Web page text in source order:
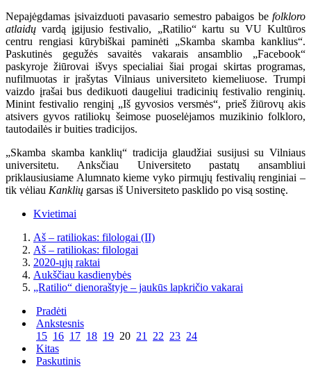
Nepajėgdamas įsivaizduoti pavasario semestro pabaigos be folkloro
atlaidų vardą įgijusio festivalio, „Ratilio“ kartu su VU Kultūros
centru rengiasi kūrybiškai paminėti „Skamba skamba kanklius“.
Paskutinės gegužės savaitės vakarais ansamblio „Facebook“
paskyroje žiūrovai išvys specialiai šiai progai skirtas programas,
nufilmuotas ir įrašytas Vilniaus universiteto kiemeliuose. Trumpi
vaizdo įrašai bus dedikuoti daugeliui tradicinių festivalio renginių.
Minint festivalio renginį „Iš gyvosios versmės“, prieš žiūrovų akis
atsivers gyvos ratiliokų šeimose puoselėjamos muzikinio folkloro,
tautodailės ir buities tradicijos.
„Skamba skamba kanklių“ tradicija glaudžiai susijusi su Vilniaus
universitetu. Anksčiau Universiteto pastatų ansambliui
priklausiusiame Alumnato kieme vyko pirmųjų festivalių renginiai –
tik vėliau Kanklių garsas iš Universiteto pasklido po visą sostinę.
Kvietimai
Aš – ratiliokas: filologai (II)
Aš – ratiliokas: filologai
2020-ųjų raktai
Aukščiau kasdienybės
„Ratilio“ dienoraštyje – jaukūs lapkričio vakarai
Pradėti
Ankstesnis
15 16 17 18 19 20 21 22 23 24
Kitas
Paskutinis